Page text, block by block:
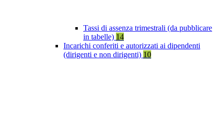
Tassi di assenza trimestrali (da pubblicare
in tabelle) 14
Incarichi conferiti e autorizzati ai dipendenti
(dirigenti e non dirigenti) 10